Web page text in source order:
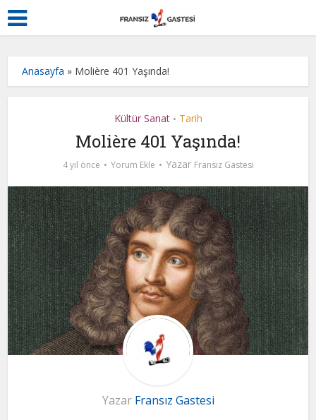
Anasayfa » Molière 401 Yaşında!
Kültür Sanat • Tarih
Molière 401 Yaşında!
4 yıl önce Yorum Ekle Yazar Fransız Gastesi
Yazar Fransız Gastesi